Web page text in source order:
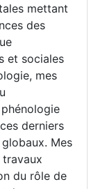
mettant
des
et sociales
mes
derniers
Mes
du rôle de